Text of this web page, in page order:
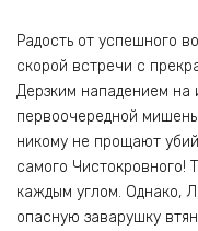
Радость от успешного
скорой встречи с
Дерзким нападением на
первоочередной
никому не прощают
самого Чистокровного!
каждым углом. Однако,
опасную заварушку